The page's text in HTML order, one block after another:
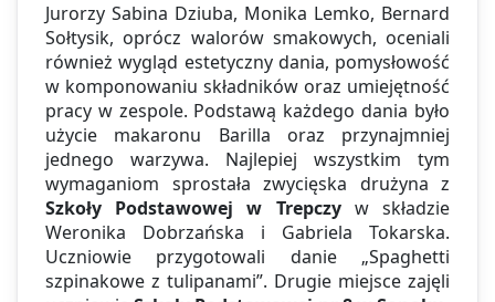
Jurorzy Sabina Dziuba, Monika Lemko, Bernard
Sołtysik, oprócz walorów smakowych, oceniali
również wygląd estetyczny dania, pomysłowość
w komponowaniu składników oraz umiejętność
pracy w zespole. Podstawą każdego dania było
użycie makaronu Barilla oraz przynajmniej
jednego warzywa. Najlepiej wszystkim tym
wymaganiom sprostała zwycięska drużyna z
Szkoły Podstawowej w Trepczy w składzie
Weronika Dobrzańska i Gabriela Tokarska.
Uczniowie przygotowali danie „Spaghetti
szpinakowe z tulipanami”. Drugie miejsce zajęli